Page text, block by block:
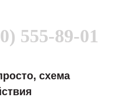
555-89-01
схема